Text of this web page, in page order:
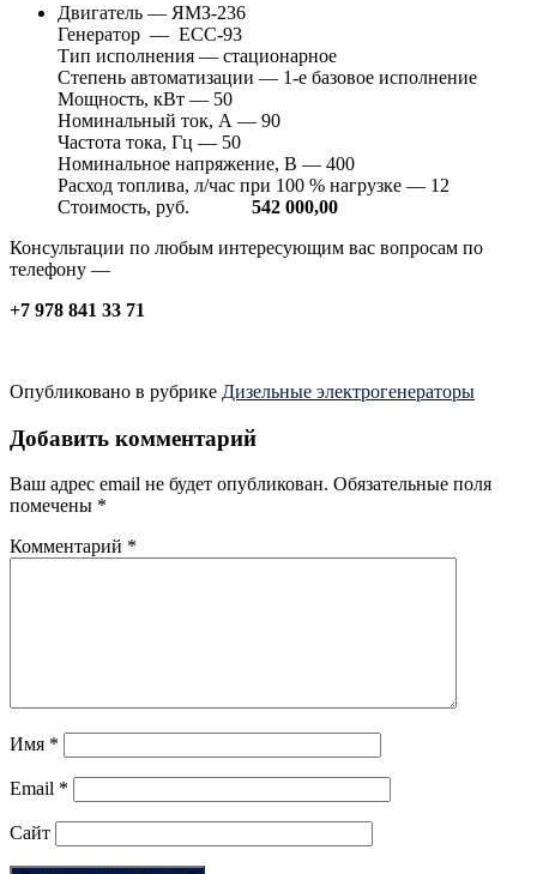
Двигатель — ЯМЗ-236
Генератор — ЕСС-93
Тип исполнения — стационарное
Степень автоматизации — 1-е базовое исполнение
Мощность, кВт — 50
Номинальный ток, А — 90
Частота тока, Гц — 50
Номинальное напряжение, В — 400
Расход топлива, л/час при 100 % нагрузке — 12
Стоимость, руб.
542 000,00
Консультации по любым интересующим вас вопросам по
телефону —
+7 978 841 33 71
Опубликовано в рубрике Дизельные электрогенераторы
Добавить комментарий
Ваш адрес email не будет опубликован. Обязательные поля
помечены *
Комментарий *
Имя *
Email *
Сайт